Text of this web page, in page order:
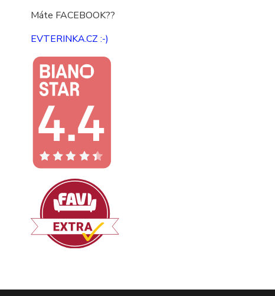
Máte FACEBOOK??
EVTERINKA.CZ :-)